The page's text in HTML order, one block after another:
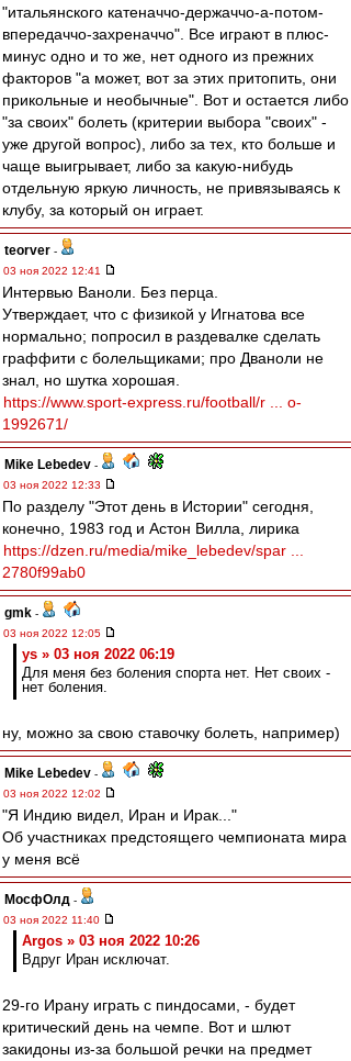
"итальянского катеначчо-держаччо-а-потом-
впередаччо-захреначчо". Все играют в плюс-
минус одно и то же, нет одного из прежних
факторов "а может, вот за этих притопить, они
прикольные и необычные". Вот и остается либо
"за своих" болеть (критерии выбора "своих" -
уже другой вопрос), либо за тех, кто больше и
чаще выигрывает, либо за какую-нибудь
отдельную яркую личность, не привязываясь к
клубу, за который он играет.
teorver -
03 ноя 2022 12:41
Интервью Ваноли. Без перца.
Утверждает, что с физикой у Игнатова все
нормально; попросил в раздевалке сделать
граффити с болельщиками; про Дваноли не
знал, но шутка хорошая.
https://www.sport-express.ru/football/r ... o-
1992671/
Mike Lebedev -
03 ноя 2022 12:33
По разделу "Этот день в Истории" сегодня,
конечно, 1983 год и Астон Вилла, лирика
https://dzen.ru/media/mike_lebedev/spar ...
2780f99ab0
gmk -
03 ноя 2022 12:05
ys » 03 ноя 2022 06:19
Для меня без боления спорта нет. Нет своих -
нет боления.
ну, можно за свою ставочку болеть, например)
Mike Lebedev -
03 ноя 2022 12:02
"Я Индию видел, Иран и Ирак..."
Об участниках предстоящего чемпионата мира
у меня всё
МосфОлд -
03 ноя 2022 11:40
Argos » 03 ноя 2022 10:26
Вдруг Иран исключат.
29-го Ирану играть с пиндосами, - будет
критический день на чемпе. Вот и шлют
закидоны из-за большой речки на предмет